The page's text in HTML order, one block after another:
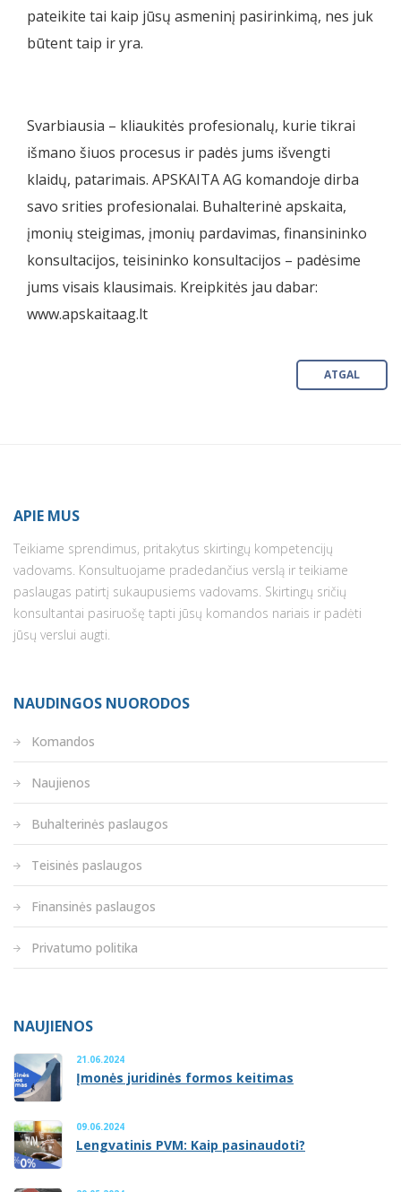
pateikite tai kaip jūsų asmeninį pasirinkimą, nes juk
būtent taip ir yra.
Svarbiausia – kliaukitės profesionalų, kurie tikrai
išmano šiuos procesus ir padės jums išvengti
klaidų, patarimais. APSKAITA AG komandoje dirba
savo srities profesionalai. Buhalterinė apskaita,
įmonių steigimas, įmonių pardavimas, finansininko
konsultacijos, teisininko konsultacijos – padėsime
jums visais klausimais. Kreipkitės jau dabar:
www.apskaitaag.lt
ATGAL
APIE MUS
Teikiame sprendimus, pritakytus skirtingų kompetencijų
vadovams. Konsultuojame pradedančius verslą ir teikiame
paslaugas patirtį sukaupusiems vadovams. Skirtingų sričių
konsultantai pasiruošę tapti jūsų komandos nariais ir padėti
jūsų verslui augti.
NAUDINGOS NUORODOS
Komandos
Naujienos
Buhalterinės paslaugos
Teisinės paslaugos
Finansinės paslaugos
Privatumo politika
NAUJIENOS
21.06.2024
Įmonės juridinės formos keitimas
09.06.2024
Lengvatinis PVM: Kaip pasinaudoti?